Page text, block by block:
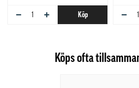
− + Köp −
Köps ofta